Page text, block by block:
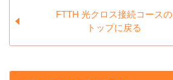
FTTH 光クロス接続コースの
トップに戻る